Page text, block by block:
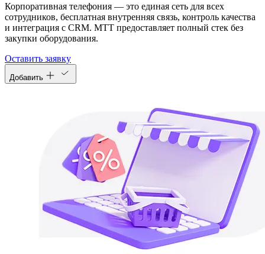
Корпоративная телефония — это единая сеть для всех
сотрудников, бесплатная внутренняя связь, контроль качества
и интеграция с CRM. МТТ предоставляет полный стек без
закупки оборудования.
Оставить заявку
Добавить